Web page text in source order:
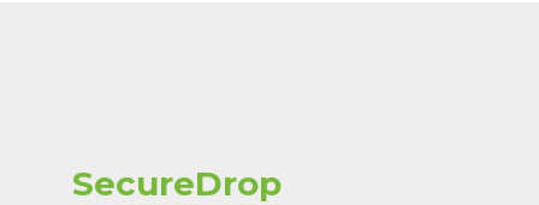
SecureDrop